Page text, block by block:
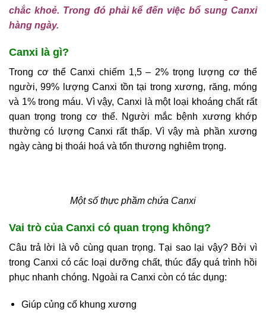
chắc khoẻ. Trong đó phải kể đến việc bổ sung Canxi
hàng ngày.
Canxi là gì?
Trong cơ thể Canxi chiếm 1,5 – 2% trọng lượng cơ thể
người, 99% lượng Canxi tồn tại trong xương, răng, móng
và 1% trong máu. Vì vậy, Canxi là một loại khoáng chất rất
quan trọng trong cơ thể. Người mắc bệnh xương khớp
thường có lượng Canxi rất thấp. Vì vậy mà phần xương
ngày càng bị thoái hoá và tổn thương nghiêm trọng.
Một số thực phầm chứa Canxi
Vai trò của Canxi có quan trọng không?
Câu trả lời là vô cùng quan trọng. Tại sao lại vậy? Bởi vì
trong Canxi có các loại dưỡng chất, thúc đẩy quá trình hồi
phục nhanh chóng. Ngoài ra Canxi còn có tác dụng:
Giúp củng cố khung xương